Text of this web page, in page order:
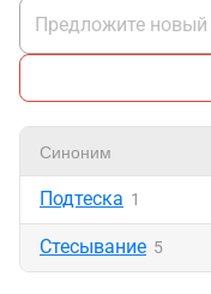
Синоним
Подтеска 1
Стесывание 5